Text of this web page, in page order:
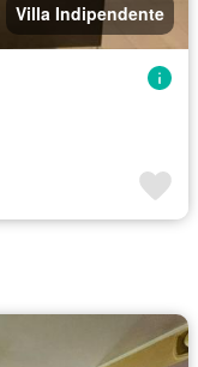
Villa Indipendente